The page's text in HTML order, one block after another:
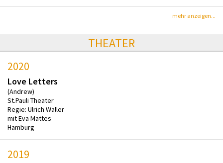
mehr anzeigen...
THEATER
2020
Love Letters
(Andrew)
St.Pauli Theater
Regie: Ulrich Waller
mit Eva Mattes
Hamburg
2019